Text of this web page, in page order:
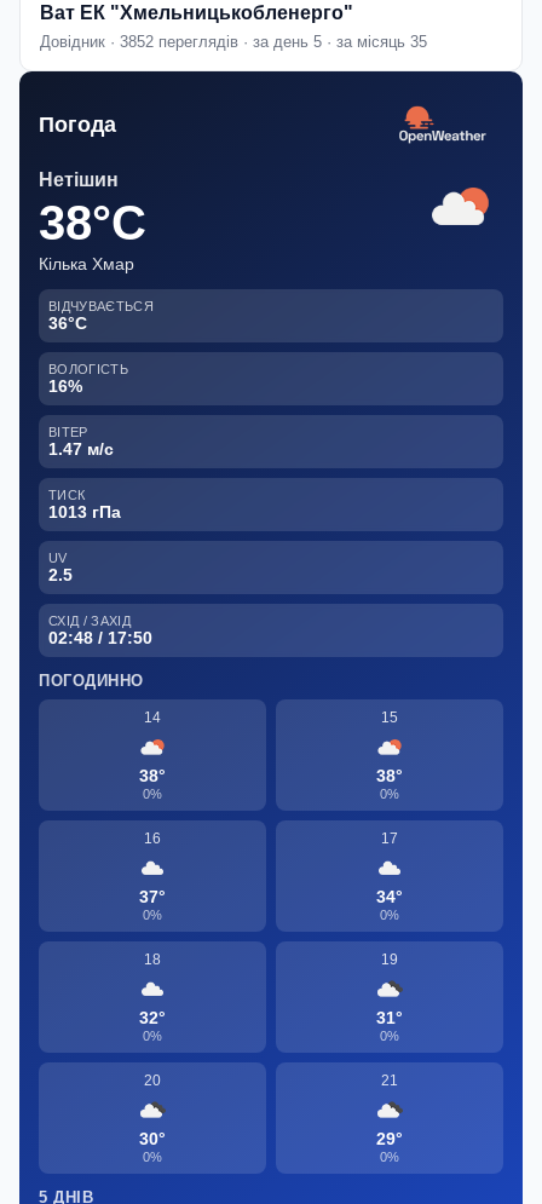
Ват ЕК "Хмельницькобленерго"
Довідник · 3852 переглядів · за день 5 · за місяць 35
Погода
Нетішин
38°C
Кілька Хмар
ВІДЧУВАЄТЬСЯ
36°C
ВОЛОГІСТЬ
16%
ВІТЕР
1.47 м/с
ТИСК
1013 гПа
UV
2.5
СХІД / ЗАХІД
02:48 / 17:50
ПОГОДИННО
14
38°
0%
15
38°
0%
16
37°
0%
17
34°
0%
18
32°
0%
19
31°
0%
20
30°
0%
21
29°
0%
5 ДНІВ